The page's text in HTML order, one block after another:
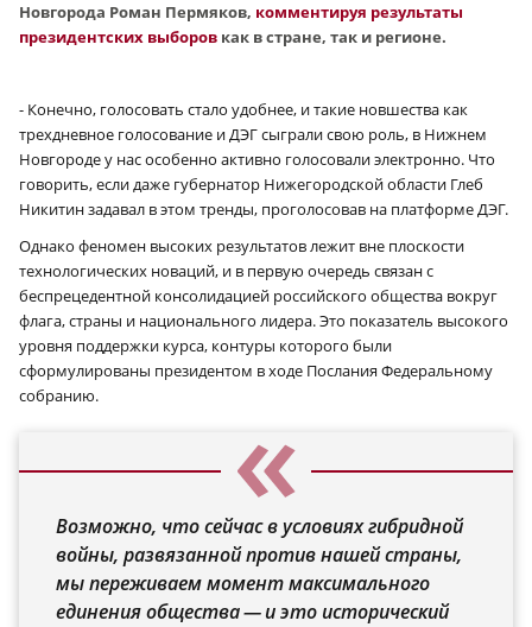
Новгорода Роман Пермяков, комментируя результаты
президентских выборов как в стране, так и регионе.
- Конечно, голосовать стало удобнее, и такие новшества как
трехдневное голосование и ДЭГ сыграли свою роль, в Нижнем
Новгороде у нас особенно активно голосовали электронно. Что
говорить, если даже губернатор Нижегородской области Глеб
Никитин задавал в этом тренды, проголосовав на платформе ДЭГ.
Однако феномен высоких результатов лежит вне плоскости
технологических новаций, и в первую очередь связан с
беспрецедентной консолидацией российского общества вокруг
флага, страны и национального лидера. Это показатель высокого
уровня поддержки курса, контуры которого были
сформулированы президентом в ходе Послания Федеральному
собранию.
Возможно, что сейчас в условиях гибридной
войны, развязанной против нашей страны,
мы переживаем момент максимального
единения общества — и это исторический